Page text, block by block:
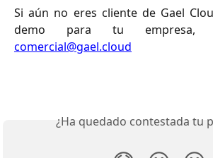
Si aún no eres cliente de Gael
demo para tu empresa,
comercial@gael.cloud
¿Ha quedado contestada tu